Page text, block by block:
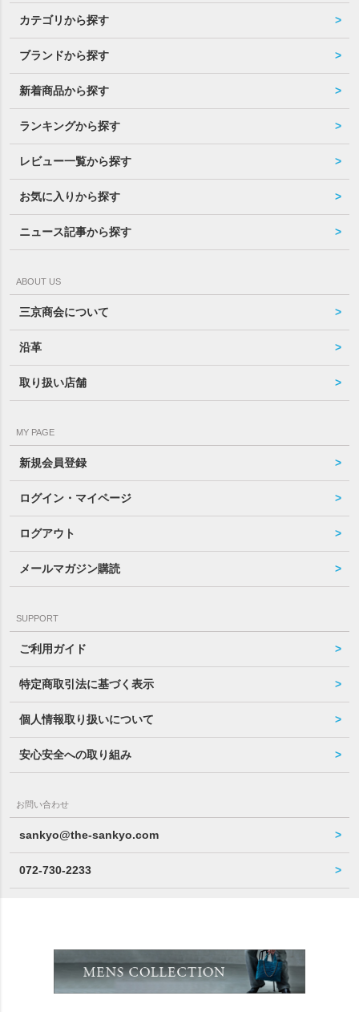
カテゴリから探す
ブランドから探す
新着商品から探す
ランキングから探す
レビュー一覧から探す
お気に入りから探す
ニュース記事から探す
ABOUT US
三京商会について
沿革
取り扱い店舗
MY PAGE
新規会員登録
ログイン・マイページ
ログアウト
メールマガジン購読
SUPPORT
ご利用ガイド
特定商取引法に基づく表示
個人情報取り扱いについて
安心安全への取り組み
お問い合わせ
sankyo@the-sankyo.com
072-730-2233